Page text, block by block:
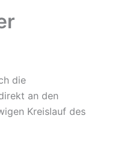
die
an den
Kreislauf des